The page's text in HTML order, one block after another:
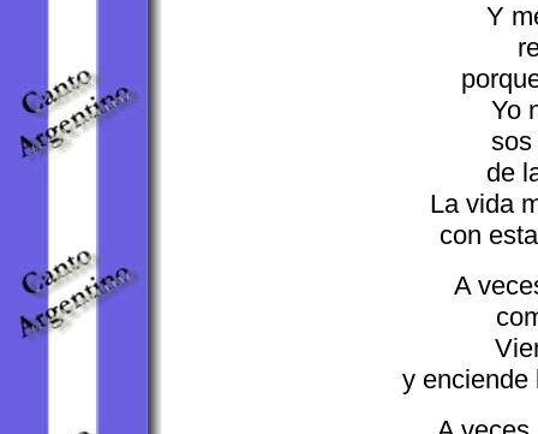
Y
Yo
sos
de
La vida
con
A
y enciende